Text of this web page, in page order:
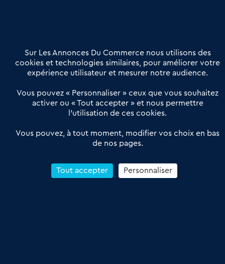
Offres Pro
Actualités
Qui sommes nous ?
Derniers articles
Réseau 3C : un partenaire national dédié aux transactions
Petitscommerces : Un partenariat au service du commerce de
proximité et des territoires
Reprendre un Restaurant Rapide
Sur Les Annonces Du Commerce nous utilisons des
cookies et technologies similaires, pour améliorer votre
expérience utilisateur et mesurer notre audience.
Vous pouvez « Personnaliser » ceux que vous souhaitez
activer ou « Tout accepter » et nous permettre
l’utilisation de ces cookies.
Vous pouvez, à tout moment, modifier vos choix en bas
de nos pages.
Tout accepter Personnaliser